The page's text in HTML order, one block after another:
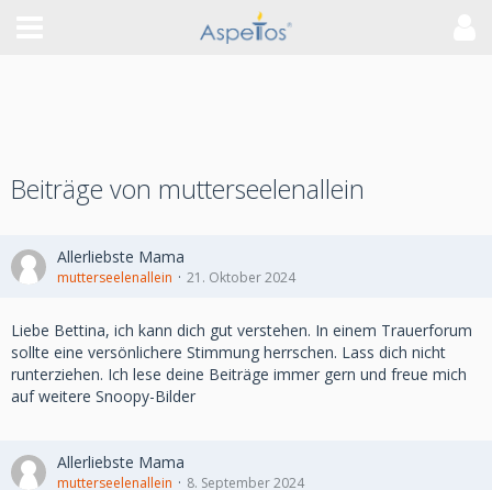
Beiträge von mutterseelenallein
Allerliebste Mama
mutterseelenallein 21. Oktober 2024
Liebe Bettina, ich kann dich gut verstehen. In einem Trauerforum
sollte eine versönlichere Stimmung herrschen. Lass dich nicht
runterziehen. Ich lese deine Beiträge immer gern und freue mich
auf weitere Snoopy-Bilder
Allerliebste Mama
mutterseelenallein 8. September 2024